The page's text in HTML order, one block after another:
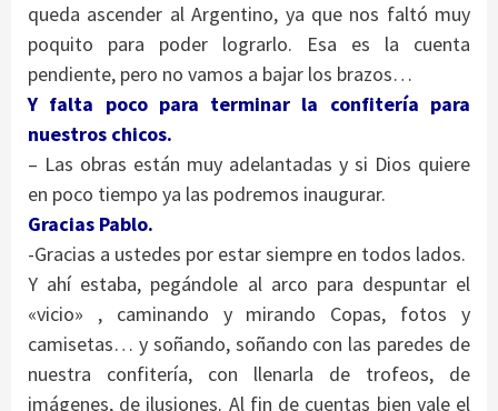
queda ascender al Argentino, ya que nos faltó muy
poquito para poder lograrlo. Esa es la cuenta
pendiente, pero no vamos a bajar los brazos…
Y falta poco para terminar la confitería para
nuestros chicos.
– Las obras están muy adelantadas y si Dios quiere
en poco tiempo ya las podremos inaugurar.
Gracias Pablo.
-Gracias a ustedes por estar siempre en todos lados.
Y ahí estaba, pegándole al arco para despuntar el
«vicio» , caminando y mirando Copas, fotos y
camisetas… y soñando, soñando con las paredes de
nuestra confitería, con llenarla de trofeos, de
imágenes, de ilusiones. Al fin de cuentas bien vale el